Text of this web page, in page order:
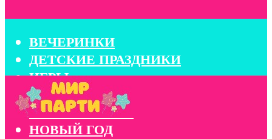
ВЕЧЕРИНКИ
ДЕТСКИЕ ПРАЗДНИКИ
ИГРЫ
КОНКУРСЫ
КОРПОРАТИВЫ
НОВЫЙ ГОД